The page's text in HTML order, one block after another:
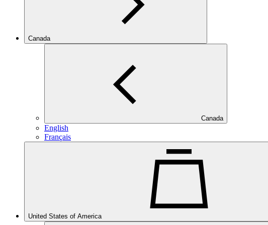
Canada
Canada
English
Français
United States of America